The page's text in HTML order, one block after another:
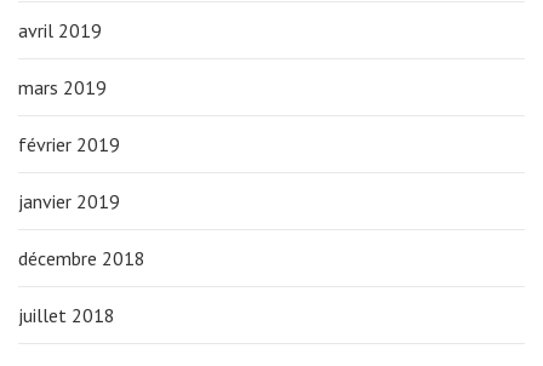
avril 2019
mars 2019
février 2019
janvier 2019
décembre 2018
juillet 2018